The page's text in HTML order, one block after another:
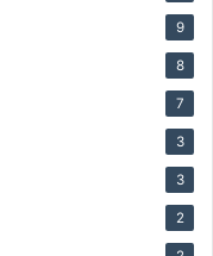
9
8
7
3
3
2